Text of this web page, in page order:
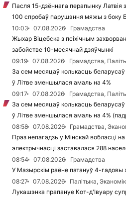
Пасля 15-дзённага перапынку Латвія
100 спробаў парушэння мяжы з боку
10:03
07.08.2026
Грамадства
Жыхар Віцебска з псіхічным
забойстве 10-месячнай дзяўчынкі
09:19
07.08.2026
Грамадства,
За сем месяцаў колькасць
ў Літве зменшылася амаль на 4%
09:17
07.08.2026
Грамадства,
За сем месяцаў колькасць
ў Літве зменшылася амаль на 4%
08:58
07.08.2026
Грамадства,
Праз непагадзь у Мінскай вобласці
электрычнасці заставалася 288
08:54
07.08.2026
Грамадства
У Мазырскім раёне патануў 4-гадовы
08:27
07.08.2026
Палітыка,
Лукашэнка прапануе Кот-д'Івуару